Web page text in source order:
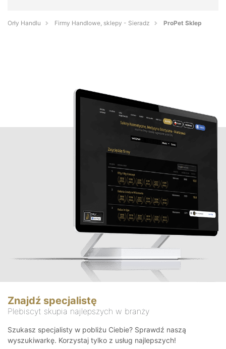
Orły Handlu Firmy Handlowe, sklepy - Sieradz ProPet Sklep
Znajdź specjalistę
Plebiscyt skupia najlepszych w branży
Szukasz specjalisty w pobliżu Ciebie? Sprawdź naszą
wyszukiwarkę. Korzystaj tylko z usług najlepszych!